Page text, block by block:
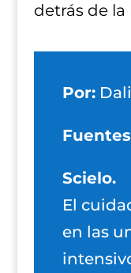
detrás de la
Por:
Scielo.
El
en las